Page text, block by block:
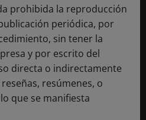
prohibida la reproducción
periódica, por
sin tener la
y por escrito del
directa o indirectamente
resúmenes, o
que se manifiesta